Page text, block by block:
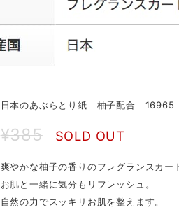
日本のあぶらとり紙 柚子配合 16965
¥385 SOLD OUT
爽やかな柚子の香りのフレグランスカー
お肌と一緒に気分もリフレッシュ。
自然の力でスッキリお肌を整えます。